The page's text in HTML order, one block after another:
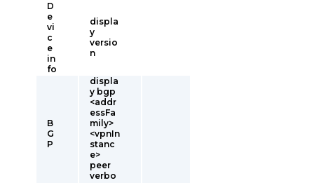
D
e
vi
c
e
in
fo
displa
y
versio
n
B
G
P
displa
y bgp
<addr
essFa
mily>
<vpnIn
stanc
e>
peer
verbo